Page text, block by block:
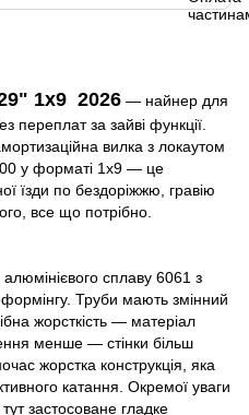
1x9 2026 — найнер для
переплат за зайві функції.
вилка з локаутом
у форматі 1х9 — це
їзди по бездоріжжю, гравію
все що потрібно.
сплаву 6061 з
Труби мають змінний
жорсткість — матеріал
менше — стінки більш
жорстка конструкція, яка
катання. Окремої уваги
застосоване гладке